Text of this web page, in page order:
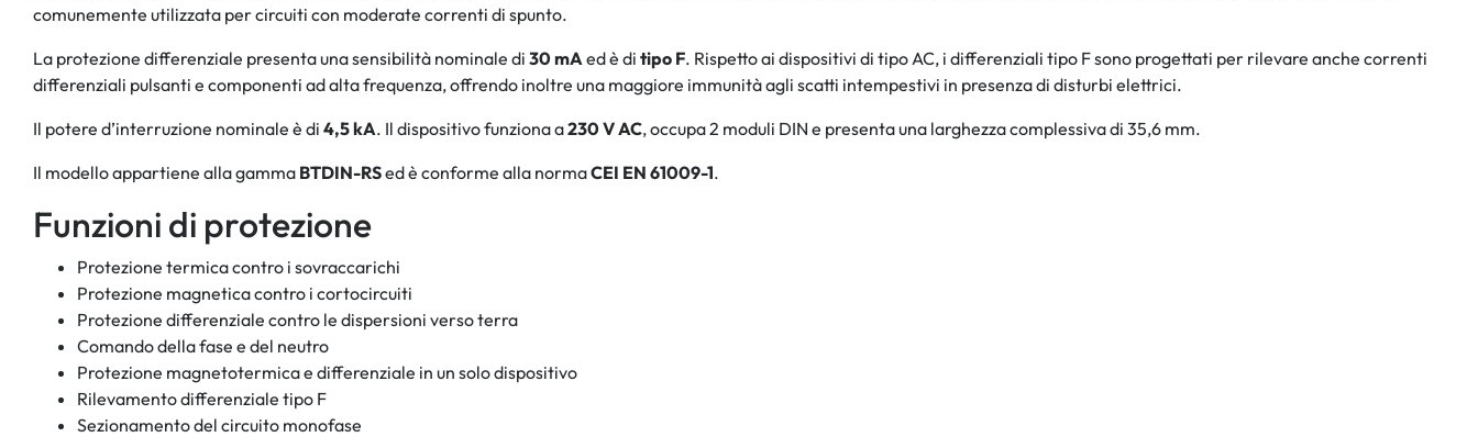
comunemente utilizzata per circuiti con moderate correnti di spunto.
La protezione differenziale presenta una sensibilità nominale di 30 mA ed è di tipo F. Rispetto ai dispositivi di tipo AC, i differenziali tipo F sono progettati per rilevare anche correnti
differenziali pulsanti e componenti ad alta frequenza, offrendo inoltre una maggiore immunità agli scatti intempestivi in presenza di disturbi elettrici.
Il potere d’interruzione nominale è di 4,5 kA. Il dispositivo funziona a230 V AC, occupa 2 moduli DIN e presenta una larghezza complessiva di 35,6 mm.
Il modello appartiene alla gamma BTDIN-RSed è conforme alla normaCEI EN 61009-1.
Funzioni di protezione
Protezione termica contro i sovraccarichi
Protezione magnetica contro i cortocircuiti
Protezione differenziale contro le dispersioni verso terra
Comando della fase e del neutro
Protezione magnetotermica e differenziale in un solo dispositivo
Rilevamento differenziale tipo F
Sezionamento del circuito monofase